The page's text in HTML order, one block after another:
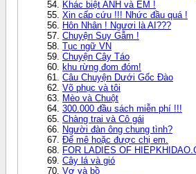
Khác biệt ANH và EM !
Xin cấp cứu !!! Nhức đầu quá !
Hôn Nhân ! Ngươi là AI???
Chuyện Suy Gẫm !
Tục ngữ VN
Chuyện Cây Táo
khu rừng đom đóm!
Câu Chuyện Dưới Gốc Đào
Võ phục và tôi
Mèo và Chuột
300.000 đầu sách miễn phí !!!
Chàng trai và Cô gái
Người đàn ông chung tình?
Để mê hoặc được chị em.
FOR LADIES OF
Cây lá và gió
Vợ và bồ